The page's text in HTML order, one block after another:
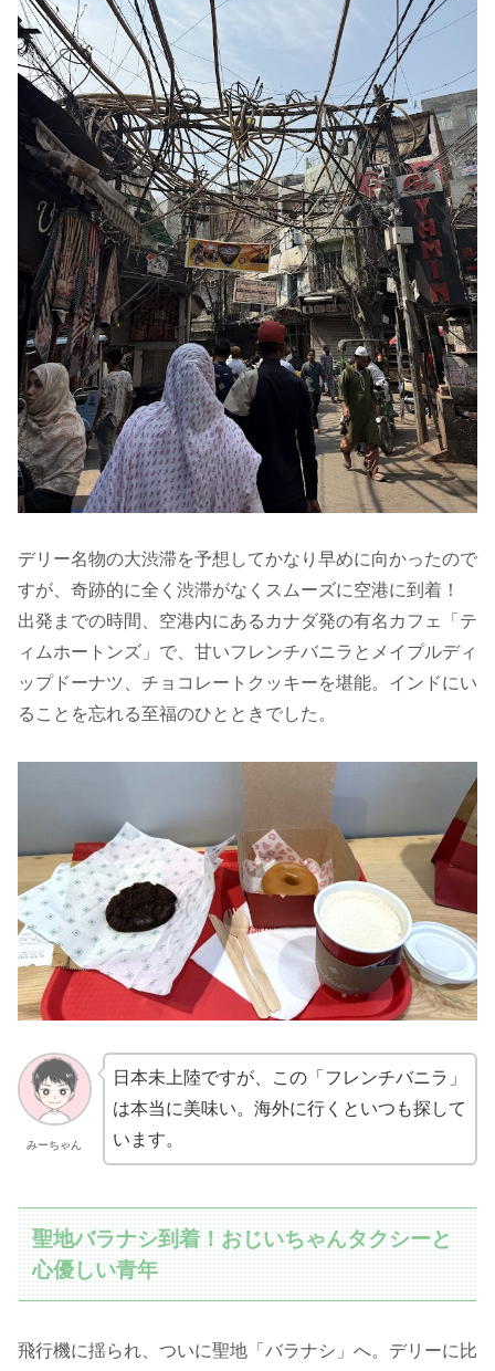
デリー名物の大渋滞を予想してかなり早めに向かったので
すが、奇跡的に全く渋滞がなくスムーズに空港に到着！
出発までの時間、空港内にあるカナダ発の有名カフェ「テ
ィムホートンズ」で、甘いフレンチバニラとメイプルディ
ップドーナツ、チョコレートクッキーを堪能。インドにい
ることを忘れる至福のひとときでした。
みーちゃん
日本未上陸ですが、この「フレンチバニラ」
は本当に美味い。海外に行くといつも探して
います。
聖地バラナシ到着！おじいちゃんタクシーと
心優しい青年
飛行機に揺られ、ついに聖地「バラナシ」へ。デリーに比